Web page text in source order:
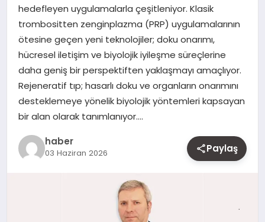
MAGAZIN
YAŞAM
OTOMOBIL
hedefleyen uygulamalarla çeşitleniyor. Klasik
trombositten zenginplazma (PRP) uygulamalarının
ötesine geçen yeni teknolojiler; doku onarımı,
hücresel iletişim ve biyolojik iyileşme süreçlerine
daha geniş bir perspektiften yaklaşmayı amaçlıyor.
Rejeneratif tıp; hasarlı doku ve organların onarımını
desteklemeye yönelik biyolojik yöntemleri kapsayan
bir alan olarak tanımlanıyor….
haber
03 Haziran 2026 Paylaş